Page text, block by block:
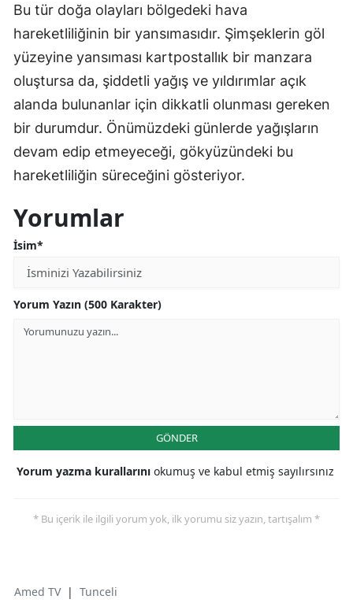
Bu tür doğa olayları bölgedeki hava
hareketliliğinin bir yansımasıdır. Şimşeklerin göl
yüzeyine yansıması kartpostallık bir manzara
oluştursa da, şiddetli yağış ve yıldırımlar açık
alanda bulunanlar için dikkatli olunması gereken
bir durumdur. Önümüzdeki günlerde yağışların
devam edip etmeyeceği, gökyüzündeki bu
hareketliliğin süreceğini gösteriyor.
Yorumlar
İsim*
Yorum Yazın (500 Karakter)
GÖNDER
Yorum yazma kurallarını okumuş ve kabul etmiş sayılırsınız
* Bu içerik ile ilgili yorum yok, ilk yorumu siz yazın, tartışalım *
Amed TV | Tunceli